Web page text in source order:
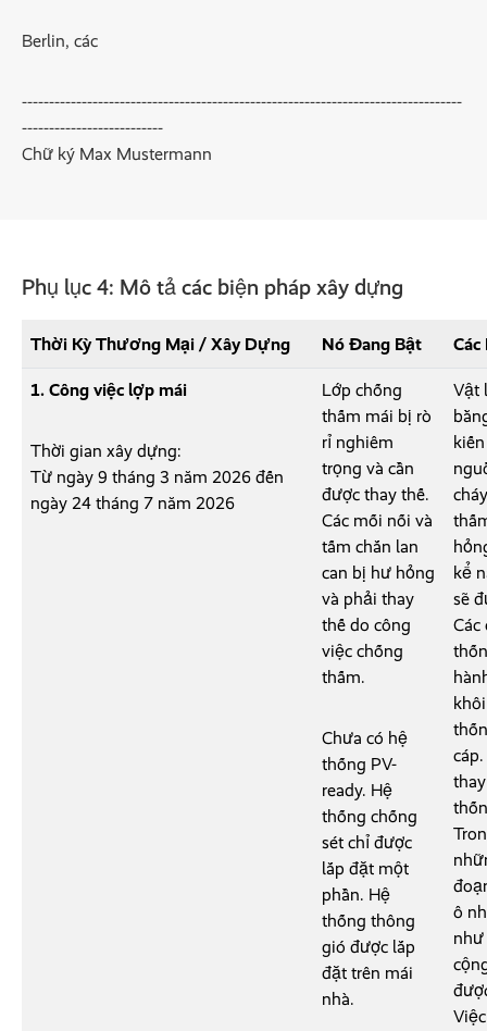
Berlin, các
---------------------------------------------------------------------------------
--------------------------
Chữ ký Max Mustermann
Phụ lục 4: Mô tả các biện pháp xây dựng
Thời Kỳ Thương Mại / Xây Dựng Nó Đang Bật
1. Công việc lợp mái
Thời gian xây dựng:
Từ ngày 9 tháng 3 năm 2026 đến
ngày 24 tháng 7 năm 2026
Lớp chống
thấm mái bị rò
rỉ nghiêm
trọng và cần
được thay thế.
Các mối nối và
tấm chắn lan
can bị hư hỏng
và phải thay
thế do công
việc chống
thấm.
Chưa có hệ
thống PV-
ready. Hệ
thống chống
sét chỉ được
lắp đặt một
phần. Hệ
thống thông
gió được lắp
đặt trên mái
nhà.
Vật
kể
sẽ
Các
ô
như